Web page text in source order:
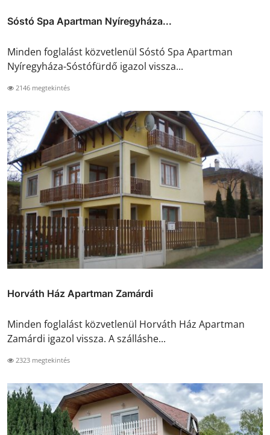
Sóstó Spa Apartman Nyíregyháza...
Minden foglalást közvetlenül Sóstó Spa Apartman
Nyíregyháza-Sóstófürdő igazol vissza...
2146 megtekintés
Horváth Ház Apartman Zamárdi
Minden foglalást közvetlenül Horváth Ház Apartman
Zamárdi igazol vissza. A szálláshe...
2323 megtekintés